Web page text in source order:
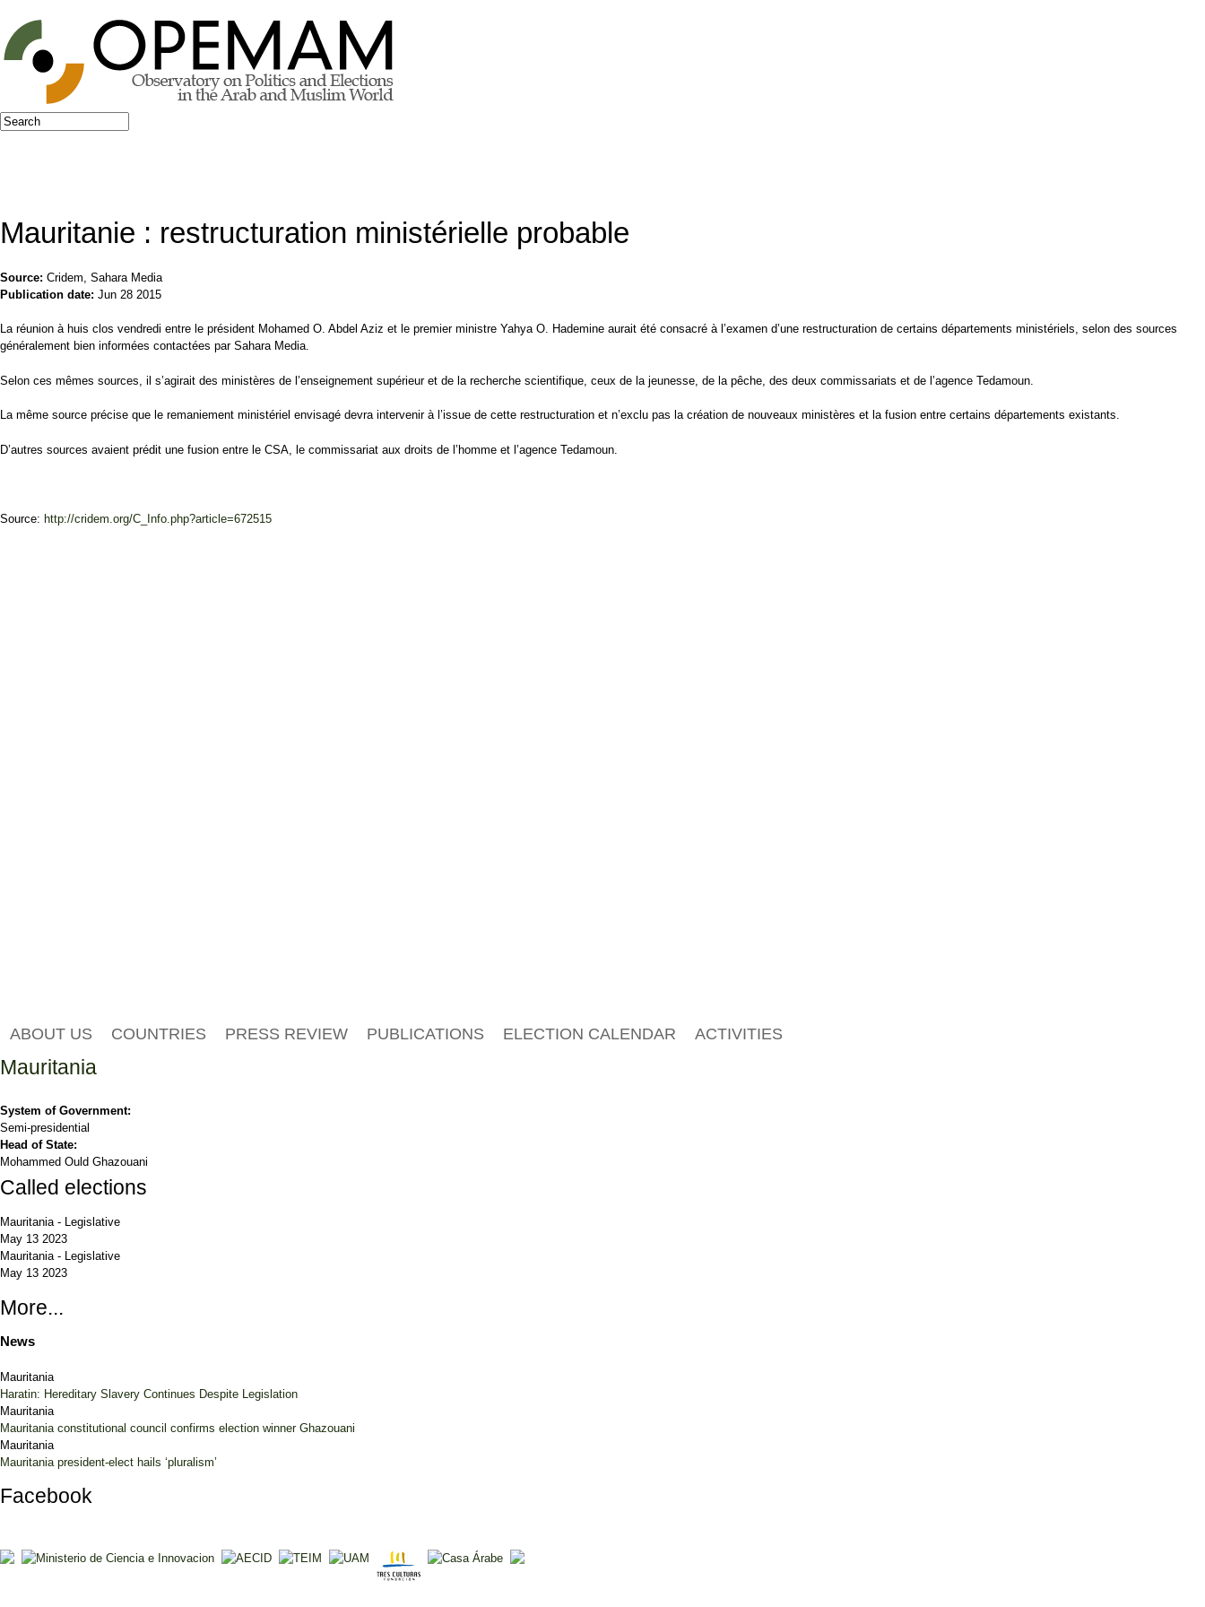
Jump to navigation
Search form
Search
Mauritanie : restructuration ministérielle probable
Source: Cridem, Sahara Media
Publication date: Jun 28 2015
La réunion à huis clos vendredi entre le président Mohamed O. Abdel Aziz et le premier ministre Yahya O. Hademine aurait été consacré à l’examen d’une restructuration de certains départements ministériels, selon des sources
généralement bien informées contactées par Sahara Media.
Selon ces mêmes sources, il s’agirait des ministères de l’enseignement supérieur et de la recherche scientifique, ceux de la jeunesse, de la pêche, des deux commissariats et de l’agence Tedamoun.
La même source précise que le remaniement ministériel envisagé devra intervenir à l’issue de cette restructuration et n’exclu pas la création de nouveaux ministères et la fusion entre certains départements existants.
D’autres sources avaient prédit une fusion entre le CSA, le commissariat aux droits de l’homme et l’agence Tedamoun.
Source: http://cridem.org/C_Info.php?article=672515
ABOUT US COUNTRIES PRESS REVIEW PUBLICATIONS ELECTION CALENDAR ACTIVITIES
Mauritania
System of Government:
Semi-presidential
Head of State:
Mohammed Ould Ghazouani
Called elections
Mauritania - Legislative
May 13 2023
Mauritania - Legislative
May 13 2023
More...
News
Mauritania
Haratin: Hereditary Slavery Continues Despite Legislation
Mauritania
Mauritania constitutional council confirms election winner Ghazouani
Mauritania
Mauritania president-elect hails ‘pluralism’
Facebook